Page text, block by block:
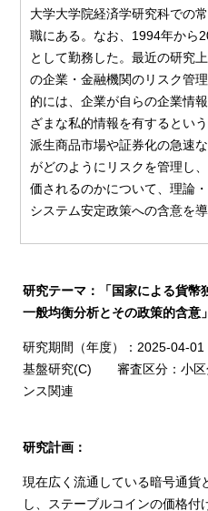
大学大学院経済学研究科での
職にある。なお、1994年から
として勤務した。最近の研究
の企業・金融機関のリスク管
的には、企業が自らの企業情
ざまな私的情報を有するとい
派生商品市場や証券化の急速
がどのようにリスクを管理し
価されるのかについて、理論
システム安定政策への含意を導
研究テーマ：「国家による貨幣
一般均衡分析とその政策的含意」
研究期間（年度）：2025-04-
基盤研究(C) 審査区分：小区
ンス関連
研究計画：
現在広く流通している暗号通貨
し、ステーブルコインの価格付